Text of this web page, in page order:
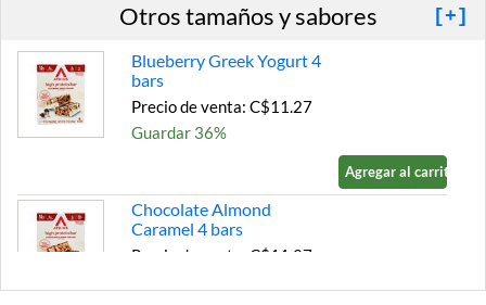
Otros tamaños y sabores [+]
Blueberry Greek Yogurt 4
bars
Precio de venta: C$11.27
Guardar 36%
Agregar al carrito »
Chocolate Almond
Caramel 4 bars
Precio de venta: C$11.27